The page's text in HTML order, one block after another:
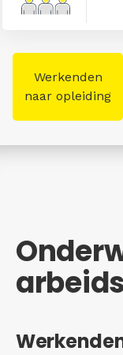
Werkenden
naar opleiding